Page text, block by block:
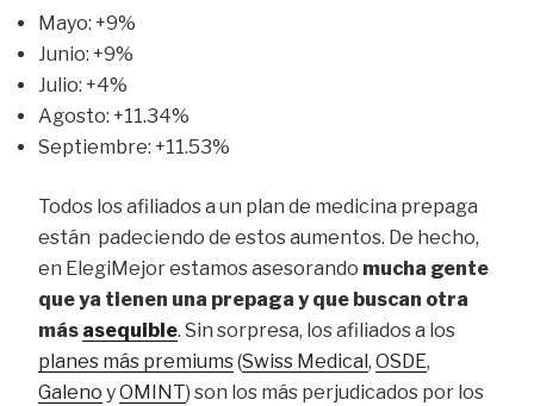
Mayo: +9%
Junio: +9%
Julio: +4%
Agosto: +11.34%
Septiembre: +11.53%
Todos los afiliados a un plan de medicina prepaga
están padeciendo de estos aumentos. De hecho,
en ElegiMejor estamos asesorando mucha gente
que ya tienen una prepaga y que buscan otra
más asequible. Sin sorpresa, los afiliados a los
planes más premiums(Swiss Medical , OSDE,
Galeno yOMINT) son los más perjudicados por los